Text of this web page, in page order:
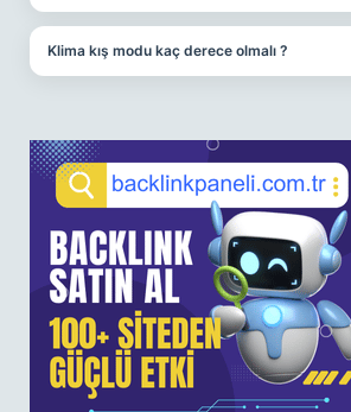
Klima kış modu kaç derece olmalı ?